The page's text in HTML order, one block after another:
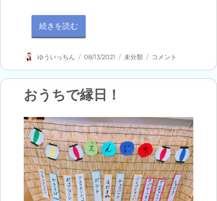
“家の購入から、今に至るまで！” の
続きを読む
投
者
ゆういっちん
投
日:
08/13/2021
カ
ゴ
未分類
家
購
今
に
至
る
ま
で！
に
コメント
おうちで縁日！